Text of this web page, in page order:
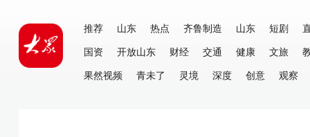
推荐 山东 热点 齐鲁制造 山东 短剧
国资
开放山东 财经 交通 健康 文旅
果然视频
青未了 灵境 深度 创意 观察